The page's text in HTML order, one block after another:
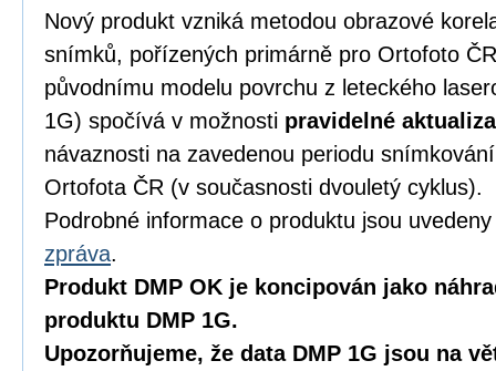
Nový produkt vzniká metodou obrazové
snímků, pořízených primárně pro Ortofoto
původnímu modelu povrchu z leteckého
1G) spočívá v možnosti pravidelné
návaznosti na zavedenou periodu
Ortofota ČR (v současnosti dvouletý cyklus).
Podrobné informace o produktu jsou
zpráva.
Produkt DMP OK je koncipován jako
produktu DMP 1G.
Upozorňujeme, že data DMP 1G jsou na